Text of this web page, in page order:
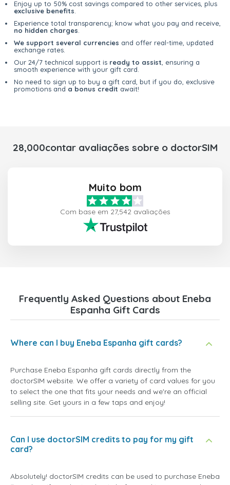
Enjoy up to 50% cost savings compared to other services, plus
exclusive benefits
Experience total transparency; know what you pay and receive,
no hidden charges
We support several currencies and offer real-time, updated
exchange rates.
Our 24/7 technical support is ready to assist , ensuring a
smooth experience with your gift card.
No need to sign up to buy a gift card, but if you do, exclusive
promotions and a bonus credit await!
28,000contar avaliações sobre o doctorSIM
Muito bom
Com base em 27,542 avaliações
Frequently Asked Questions about Eneba
Espanha Gift Cards
Where can I buy Eneba Espanha gift cards?
Purchase Eneba Espanha gift cards directly from the
doctorSIM website. We offer a variety of card values for you
to select the one that fits your needs and we're an official
selling site. Get yours in a few taps and enjoy!
Can I use doctorSIM credits to pay for my gift
card?
Absolutely! doctorSIM credits can be used to purchase Eneba